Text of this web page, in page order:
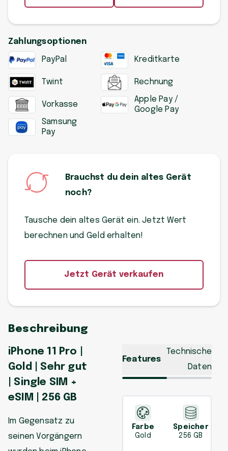
Zahlungsoptionen
PayPal Kreditkarte
Twint Rechnung
Vorkasse
Apple Pay /
Google Pay
Samsung
Pay
Brauchst du dein altes Gerät
noch?
Tausche dein altes Gerät ein. Jetzt Wert
berechnen und Geld erhalten!
Jetzt Gerät verkaufen
Beschreibung
iPhone 11 Pro |
Gold | Sehr gut
| Single SIM +
eSIM | 256 GB
Im Gegensatz zu
seinen Vorgängern
Features
Technische
Daten
Farbe
Gold
Speicher
256 GB